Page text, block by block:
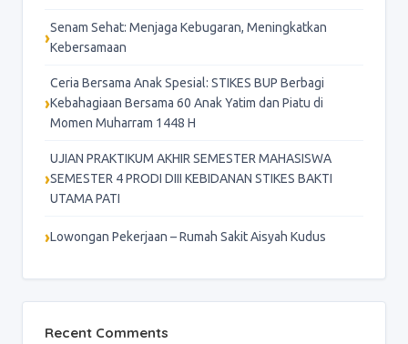
Senam Sehat: Menjaga Kebugaran, Meningkatkan
Kebersamaan
Ceria Bersama Anak Spesial: STIKES BUP Berbagi
Kebahagiaan Bersama 60 Anak Yatim dan Piatu di
Momen Muharram 1448 H
UJIAN PRAKTIKUM AKHIR SEMESTER MAHASISWA
SEMESTER 4 PRODI DIII KEBIDANAN STIKES BAKTI
UTAMA PATI
Lowongan Pekerjaan – Rumah Sakit Aisyah Kudus
Recent Comments